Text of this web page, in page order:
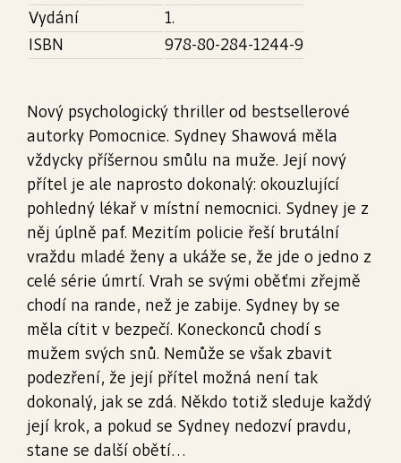
Vydání
1.
ISBN
978-80-284-1244-9
Nový psychologický thriller od bestsellerové
autorky Pomocnice. Sydney Shawová měla
vždycky příšernou smůlu na muže. Její nový
přítel je ale naprosto dokonalý: okouzlující
pohledný lékař v místní nemocnici. Sydney je z
něj úplně paf. Mezitím policie řeší brutální
vraždu mladé ženy a ukáže se, že jde o jedno z
celé série úmrtí. Vrah se svými oběťmi zřejmě
chodí na rande, než je zabije. Sydney by se
měla cítit v bezpečí. Koneckonců chodí s
mužem svých snů. Nemůže se však zbavit
podezření, že její přítel možná není tak
dokonalý, jak se zdá. Někdo totiž sleduje každý
její krok, a pokud se Sydney nedozví pravdu,
stane se další obětí…